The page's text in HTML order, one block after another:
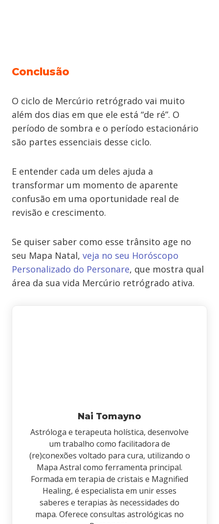
Conclusão
O ciclo de Mercúrio retrógrado vai muito
além dos dias em que ele está “de ré”. O
período de sombra e o período estacionário
são partes essenciais desse ciclo.
E entender cada um deles ajuda a
transformar um momento de aparente
confusão em uma oportunidade real de
revisão e crescimento.
Se quiser saber como esse trânsito age no
seu Mapa Natal, veja no seu Horóscopo
Personalizado do Personare, que mostra qual
área da sua vida Mercúrio retrógrado ativa.
Nai Tomayno
Astróloga e terapeuta holística, desenvolve
um trabalho como facilitadora de
(re)conexões voltado para cura, utilizando o
Mapa Astral como ferramenta principal.
Formada em terapia de cristais e Magnified
Healing, é especialista em unir esses
saberes e terapias às necessidades do
mapa. Oferece consultas astrológicas no